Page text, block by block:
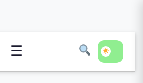
☰